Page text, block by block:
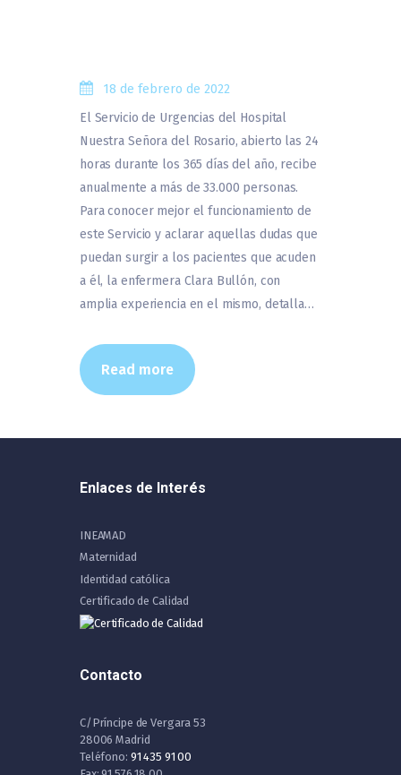
18 de febrero de 2022
El Servicio de Urgencias del Hospital
Nuestra Señora del Rosario, abierto las 24
horas durante los 365 días del año, recibe
anualmente a más de 33.000 personas.
Para conocer mejor el funcionamiento de
este Servicio y aclarar aquellas dudas que
puedan surgir a los pacientes que acuden
a él, la enfermera Clara Bullón, con
amplia experiencia en el mismo, detalla…
Read more
Enlaces de Interés
INEAMAD
Maternidad
Identidad católica
Certificado de Calidad
Contacto
C/Príncipe de Vergara 53
28006 Madrid
Teléfono: 91 435 91 00